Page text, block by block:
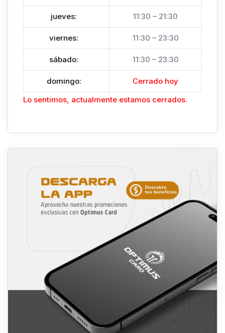
jueves: 11:30 – 21:30
viernes: 11:30 – 23:30
sábado: 11:30 – 23:30
domingo:
Cerrado hoy
Lo sentimos, actualmente estamos cerrados.